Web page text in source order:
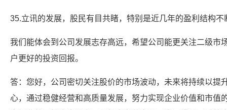
35.立讯的发展，股民有目共睹，特别是近几年的盈利结构不
我们能体会到公司发展志存高远，希望公司能更关注二级市
户更好的投资回报。
答：您好，公司密切关注股价的市场波动，未来将持续以提
心，通过稳健经营和高质量发展，努力实现企业价值和市值